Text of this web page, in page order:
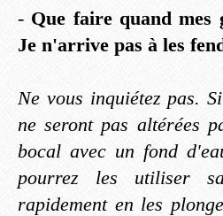
- Que faire quand mes
Je n'arrive pas à les
Ne vous inquiétez pas.
ne seront pas altérées
bocal avec un fond
pourrez les utiliser
rapidement en les